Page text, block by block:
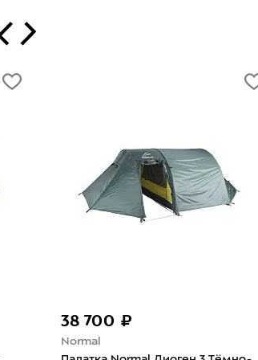
38 700 ₽
Normal